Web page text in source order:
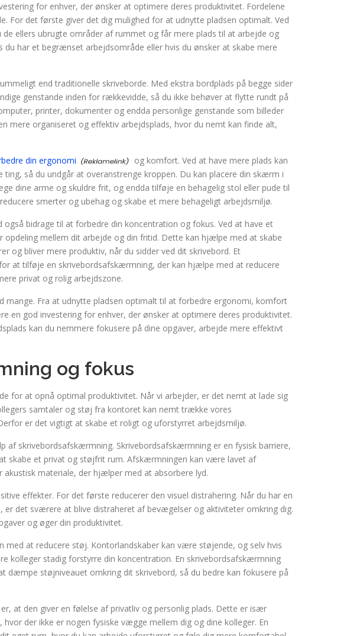
for enhver, der ønsker at optimere deres produktivitet. Fordelene
For det første giver det dig mulighed for at udnytte pladsen optimalt. Ved
ellers ubrugte områder af rummet og får mere plads til at arbejde og
har et begrænset arbejdsområde eller hvis du ønsker at skabe mere
end traditionelle skriveborde. Med ekstra bordplads på begge sider
genstande inden for rækkevidde, så du ikke behøver at flytte rundt på
printer, dokumenter og endda personlige genstande som billeder
mere organiseret og effektiv arbejdsplads, hvor du nemt kan finde alt,
din ergonomi
og komfort. Ved at have mere plads kan
ting, så du undgår at overanstrenge kroppen. Du kan placere din skærm i
dine arme og skuldre frit, og endda tilføje en behagelig stol eller pude til
smerter og ubehag og skabe et mere behageligt arbejdsmiljø.
bidrage til at forbedre din koncentration og fokus. Ved at have et
opdeling mellem dit arbejde og din fritid. Dette kan hjælpe med at skabe
og bliver mere produktiv, når du sidder ved dit skrivebord. Et
at tilføje en skrivebordsafskærmning, der kan hjælpe med at reducere
privat og rolig arbejdszone.
mange. Fra at udnytte pladsen optimalt til at forbedre ergonomi, komfort
en god investering for enhver, der ønsker at optimere deres produktivitet.
kan du nemmere fokusere på dine opgaver, arbejde mere effektivt
og fokus
for at opnå optimal produktivitet. Når vi arbejder, er det nemt at lade sig
samtaler og støj fra kontoret kan nemt trække vores
er det vigtigt at skabe et roligt og uforstyrret arbejdsmiljø.
af skrivebordsafskærmning. Skrivebordsafskærmning er en fysisk barriere,
skabe et privat og støjfrit rum. Afskærmningen kan være lavet af
materiale, der hjælper med at absorbere lyd.
effekter. For det første reducerer den visuel distrahering. Når du har en
det sværere at blive distraheret af bevægelser og aktiviteter omkring dig.
og øger din produktivitet.
at reducere støj. Kontorlandskaber kan være støjende, og selv hvis
kolleger stadig forstyrre din koncentration. En skrivebordsafskærmning
dæmpe støjniveauet omkring dit skrivebord, så du bedre kan fokusere på
at den giver en følelse af privatliv og personlig plads. Dette er især
der ikke er nogen fysiske vægge mellem dig og dine kolleger. En